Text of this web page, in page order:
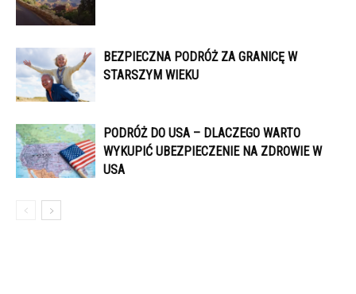
BEZPIECZNA PODRÓŻ ZA GRANICĘ W
STARSZYM WIEKU
PODRÓŻ DO USA – DLACZEGO WARTO
WYKUPIĆ UBEZPIECZENIE NA ZDROWIE W
USA